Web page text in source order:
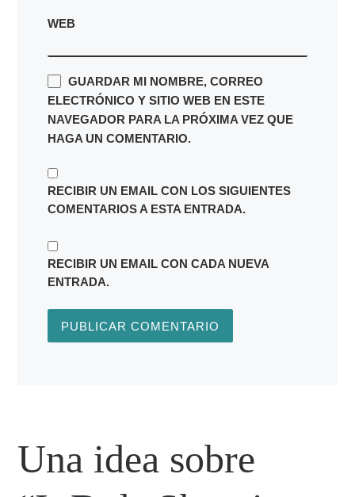
WEB
GUARDAR MI NOMBRE, CORREO
ELECTRÓNICO Y SITIO WEB EN ESTE
NAVEGADOR PARA LA PRÓXIMA VEZ QUE
HAGA UN COMENTARIO.
RECIBIR UN EMAIL CON LOS SIGUIENTES
COMENTARIOS A ESTA ENTRADA.
RECIBIR UN EMAIL CON CADA NUEVA
ENTRADA.
Una idea sobre